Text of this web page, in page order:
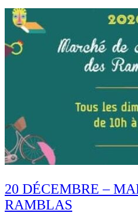
20 DÉCEMBRE –
RAMBLAS